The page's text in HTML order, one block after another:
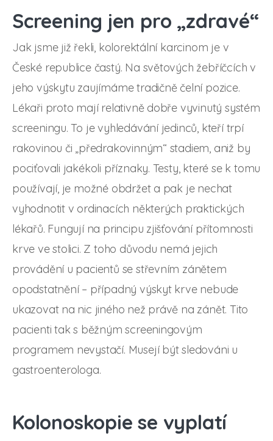
Screening jen pro „zdravé“
Jak jsme již řekli, kolorektální karcinom je v
České republice častý. Na světových žebříčcích v
jeho výskytu zaujímáme tradičně čelní pozice.
Lékaři proto mají relativně dobře vyvinutý systém
screeningu. To je vyhledávání jedinců, kteří trpí
rakovinou či „předrakovinným“ stadiem, aniž by
pociťovali jakékoli příznaky. Testy, které se k tomu
používají, je možné obdržet a pak je nechat
vyhodnotit v ordinacích některých praktických
lékařů. Fungují na principu zjišťování přítomnosti
krve ve stolici. Z toho důvodu nemá jejich
provádění u pacientů se střevním zánětem
opodstatnění – případný výskyt krve nebude
ukazovat na nic jiného než právě na zánět. Tito
pacienti tak s běžným screeningovým
programem nevystačí. Musejí být sledováni u
gastroenterologa.
Kolonoskopie se vyplatí